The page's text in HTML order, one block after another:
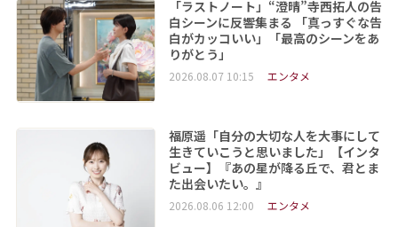
「ラストノート」“澄晴”寺西拓人の告
白シーンに反響集まる 「真っすぐな告
白がカッコいい」「最高のシーンをあ
りがとう」
2026.08.07 10:15 エンタメ
福原遥「自分の大切な人を大事にして
生きていこうと思いました」【インタ
ビュー】『あの星が降る丘で、君とま
た出会いたい。』
2026.08.06 12:00 エンタメ